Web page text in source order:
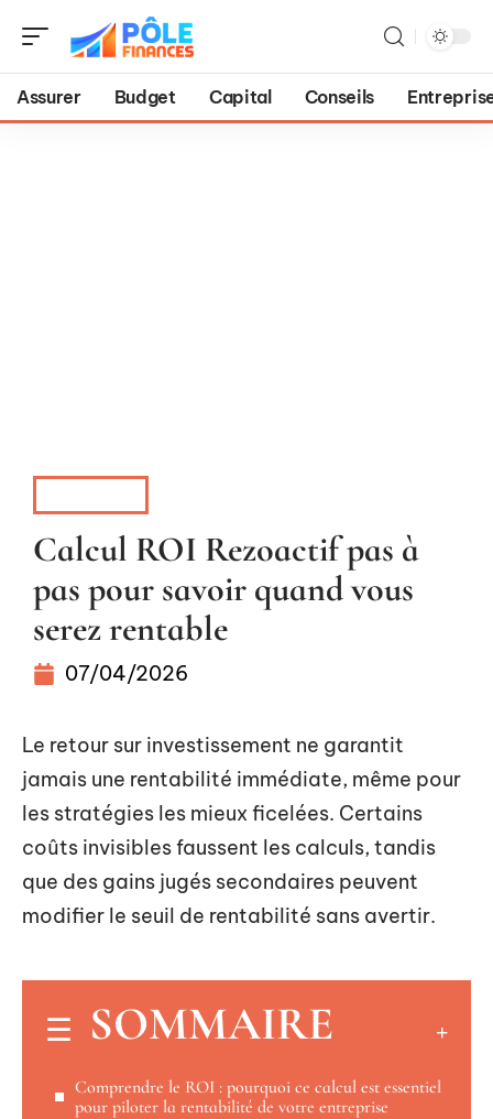
Assurer Budget Capital Conseils
Calcul ROI Rezoactif pas à
pas pour savoir quand vous
serez rentable
07/04/2026
Le retour sur investissement ne garantit
jamais une rentabilité immédiate, même pour
les stratégies les mieux ficelées. Certains
coûts invisibles faussent les calculs, tandis
que des gains jugés secondaires peuvent
modifier le seuil de rentabilité sans avertir.
SOMMAIRE
Comprendre le ROI : pourquoi ce calcul est essentiel
pour piloter la rentabilité de votre entreprise